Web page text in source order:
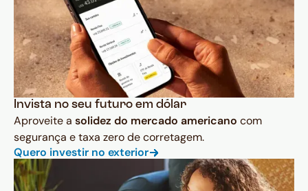
Invista no seu futuro em dólar
Aproveite a solidez do mercado americano com
segurança e taxa zero de corretagem.
Quero investir no exterior